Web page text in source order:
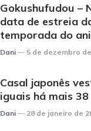
Gokushufudou –
data de estreia
temporada do
Posted
Dani 5 de dezembro
Casal japonês
iguais há mais 38
Posted
Dani 28 de janeiro de